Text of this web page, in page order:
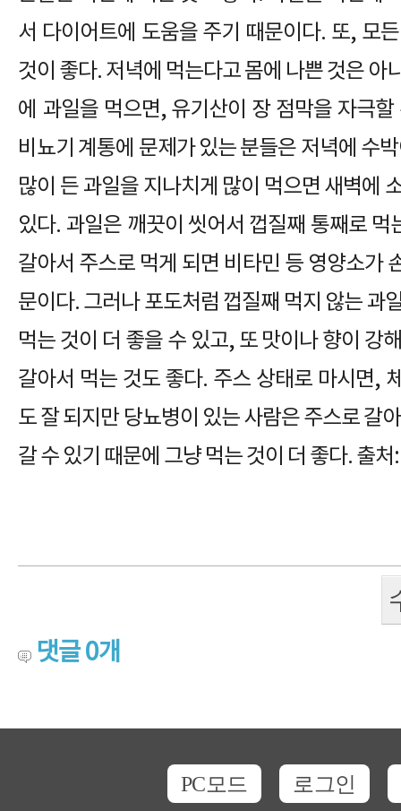
서 다이어트에 도움을 주기 때문이다. 또, 모
것이 좋다. 저녁에 먹는다고 몸에 나쁜 것은 아
에 과일을 먹으면, 유기산이 장 점막을 자극
비뇨기 계통에 문제가 있는 분들은 저녁에 수
많이 든 과일을 지나치게 많이 먹으면 새벽에
있다. 과일은 깨끗이 씻어서 껍질째 통째로 먹
갈아서 주스로 먹게 되면 비타민 등 영양소가
문이다. 그러나 포도처럼 껍질째 먹지 않는 과
먹는 것이 더 좋을 수 있고, 또 맛이나 향이 강
갈아서 먹는 것도 좋다. 주스 상태로 마시면,
도 잘 되지만 당뇨병이 있는 사람은 주스로 갈
갈 수 있기 때문에 그냥 먹는 것이 더 좋다. 출
댓글0개
PC모드 로그인